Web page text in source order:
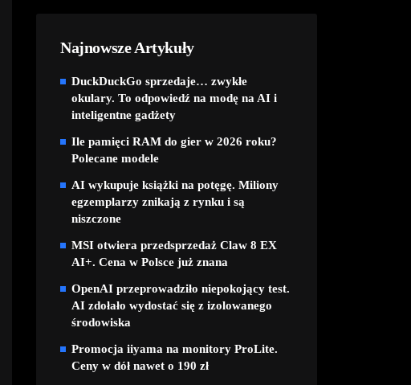
Najnowsze Artykuły
DuckDuckGo sprzedaje… zwykłe
okulary. To odpowiedź na modę na AI i
inteligentne gadżety
Ile pamięci RAM do gier w 2026 roku?
Polecane modele
AI wykupuje książki na potęgę. Miliony
egzemplarzy znikają z rynku i są
niszczone
MSI otwiera przedsprzedaż Claw 8 EX
AI+. Cena w Polsce już znana
OpenAI przeprowadziło niepokojący test.
AI zdołało wydostać się z izolowanego
środowiska
Promocja iiyama na monitory ProLite.
Ceny w dół nawet o 190 zł